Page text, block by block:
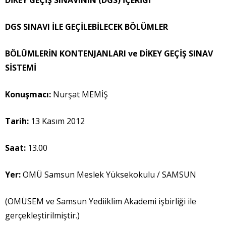
DGS SINAVI İLE GEÇİLEBİLECEK BÖLÜMLER
BÖLÜMLERİN KONTENJANLARI ve DİKEY GEÇİŞ SINAV
SİSTEMİ
Konuşmacı: Nurşat MEMİŞ
Tarih: 13 Kasım 2012
Saat: 13.00
Yer:OMÜ Samsun Meslek Yüksekokulu / SAMSUN
(OMÜSEM ve Samsun Yediiklim Akademi işbirliği ile
gerçekleştirilmiştir.)